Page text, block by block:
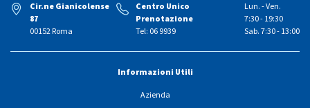
Cir.ne Gianicolense
87
00152 Roma
Centro Unico
Prenotazione
Tel: 06 9939
Lun. - Ven.
7:30 - 19:30
Sab. 7:30 - 13:00
Informazioni Utili
Azienda